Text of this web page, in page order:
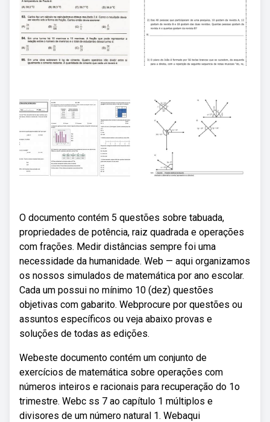
O documento contém 5 questões sobre tabuada,
propriedades de potência, raiz quadrada e operações
com frações. Medir distâncias sempre foi uma
necessidade da humanidade. Web — aqui organizamos
os nossos simulados de matemática por ano escolar.
Cada um possui no mínimo 10 (dez) questões
objetivas com gabarito. Webprocure por questões ou
assuntos específicos ou veja abaixo provas e
soluções de todas as edições.
Webeste documento contém um conjunto de
exercícios de matemática sobre operações com
números inteiros e racionais para recuperação do 1o
trimestre. Webc ss 7 ao capítulo 1 múltiplos e
divisores de um número natural 1. Webaqui